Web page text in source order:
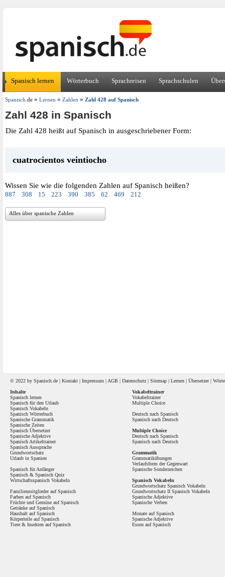
Spanisch lernen Wörterbuch Sprachreisen Sprachschulen
Spanisch .de» Lernen» Zahlen» Zahl 428 auf Spanisch
Zahl 428 in Spanisch
Die Zahl 428 heißt auf Spanisch in ausgeschriebener Form:
cuatrocientos veintiocho
Wissen Sie wie die folgenden Zahlen auf Spanisch heißen?
887 308 15 223 390 385 62 469 212
Alles über spanische Zahlen
© 2022 by Spanisch .de | Kontakt | Impressum | AGB | Datenschutz | Sitemap | Lernen | Übersetzer|
Inhalte
Spanisch lernen
Spanisch für den Urlaub
Spanisch Vokabeln
Spanisch Wörterbuch
Spanische Grammatik
Spanische Zeiten
Spanisch Übersetzer
Spanische Adjektive
Spanisch Artikeltrainer
Spanisch Aussprache
Grundwortschatz
Urlaub in Spanien
Spanisch für Anfänger
Spanisch & Spanisch Quiz
Wirtschaftsspanisch Vokabeln
Familienmitglieder auf Spanisch
Farben auf Spanisch
Früchte und Gemüse auf Spanisch
Getränke auf Spanisch
Haushalt auf Spanisch
Körperteile auf Spanisch
Tiere & Insekten auf Spanisch
Vokabeltrainer
Vokabeltrainer
Multiple Choice
Deutsch nach Spanisch
Spanisch nach Deutsch
Multiple Choice
Deutsch nach Spanisch
Spanisch nach Deutsch
Grammatik
Grammatikübungen
Verlaufsform der Gegenwart
Spanische Sonderzeichen
Spanisch Vokabeln
Grundwortschatz Spanisch Vokabeln
Grundwortschatz II Spanisch Vokabeln
Spanische Adjektive
Spanische Verben
Monate auf Spanisch
Spanische Adjektive
Essen auf Spanisch